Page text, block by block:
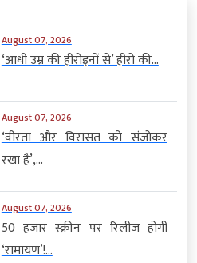
August 07, 2026
‘आधी उम्र की हीरोइनों से’ हीरो की...
August 07, 2026
‘वीरता और विरासत को संजोकर
रखा है’,...
August 07, 2026
50 हजार स्क्रीन पर रिलीज होगी
‘रामायण’!...